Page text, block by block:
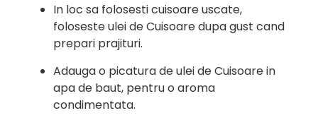
In loc sa folosesti cuisoare uscate,
foloseste ulei de Cuisoare dupa gust cand
prepari prajituri.
Adauga o picatura de ulei de Cuisoare in
apa de baut, pentru o aroma
condimentata.